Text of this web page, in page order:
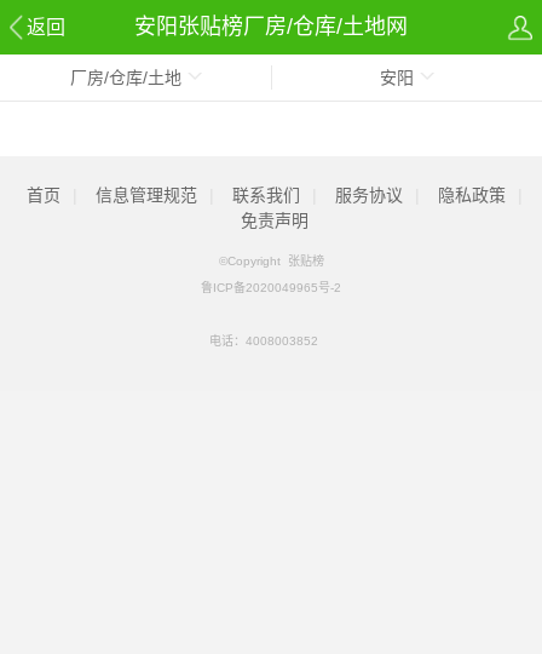
返回 安阳张贴榜厂房/仓库/土地网
厂房/仓库/土地 安阳
首页 信息管理规范 联系我们 服务协议 隐私政策
免责声明
©Copyright 张贴榜
鲁ICP备2020049965号-2
电话： 4008003852